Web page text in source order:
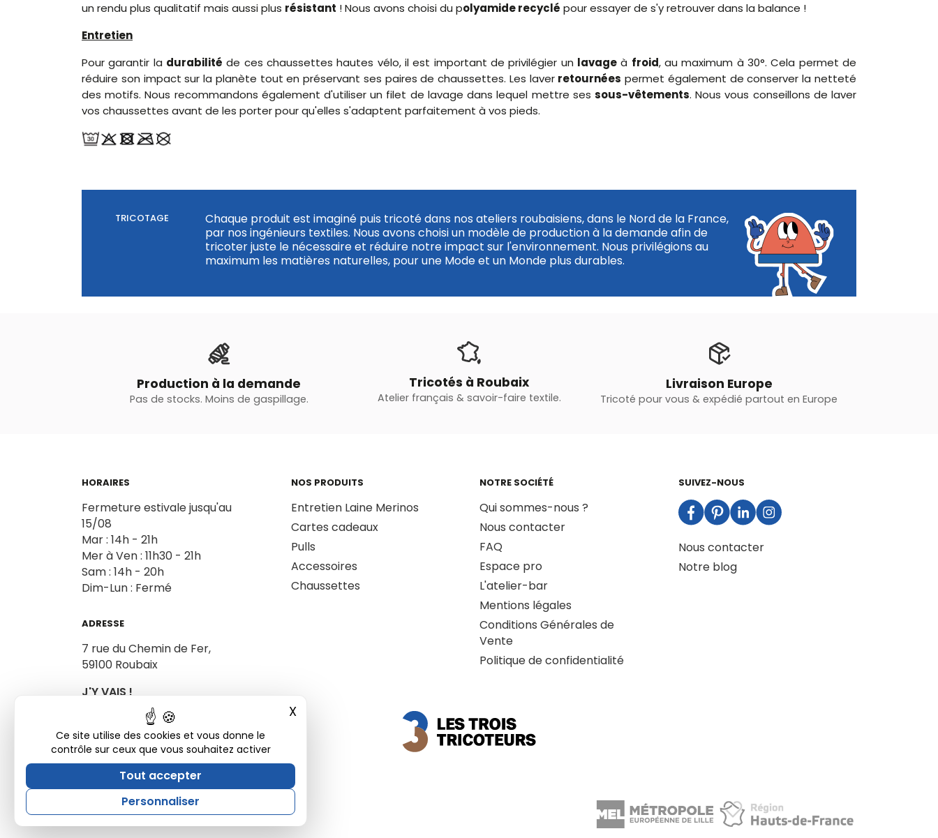
Ce site utilise des cookies et vous donne le
contrôle sur ceux que vous souhaitez activer
Tout accepter
Personnaliser
X
Masquer le bandeau des cookies
un rendu plus qualitatif mais aussi plus résistant ! Nous avons choisi du polyamide recyclé pour essayer de s'y retrouver dans la balance !
Entretien
Pour garantir la durabilité de ces chaussettes hautes vélo, il est important de privilégier un lavage à froid, au maximum à 30°. Cela permet de
réduire son impact sur la planète tout en préservant ses paires de chaussettes. Les laver retournées permet également de conserver la netteté
des motifs. Nous recommandons également d'utiliser un filet de lavage dans lequel mettre ses sous-vêtements. Nous vous conseillons de laver
vos chaussettes avant de les porter pour qu'elles s'adaptent parfaitement à vos pieds.
TRICOTAGE
Chaque produit est imaginé puis tricoté dans nos ateliers roubaisiens, dans le Nord de la France,
par nos ingénieurs textiles. Nous avons choisi un modèle de production à la demande afin de
tricoter juste le nécessaire et réduire notre impact sur l'environnement. Nous privilégions au
maximum les matières naturelles, pour une Mode et un Monde plus durables.
Production à la demande
Pas de stocks. Moins de gaspillage.
Tricotés à Roubaix
Atelier français & savoir-faire textile.
Livraison Europe
Tricoté pour vous & expédié partout en Europe
HORAIRES
Fermeture estivale jusqu'au
15/08
Mar : 14h - 21h
Mer à Ven : 11h30 - 21h
Sam : 14h - 20h
Dim-Lun : Fermé
ADRESSE
7 rue du Chemin de Fer,
59100 Roubaix
J'Y VAIS !
NOS PRODUITS
Entretien Laine Merinos
Cartes cadeaux
Pulls
Accessoires
Chaussettes
NOTRE SOCIÉTÉ
Qui sommes-nous ?
Nous contacter
FAQ
Espace pro
L'atelier-bar
Mentions légales
Conditions Générales de
Vente
Politique de confidentialité
SUIVEZ-NOUS
Nous contacter
Notre blog
Site développé par Ukkotaz